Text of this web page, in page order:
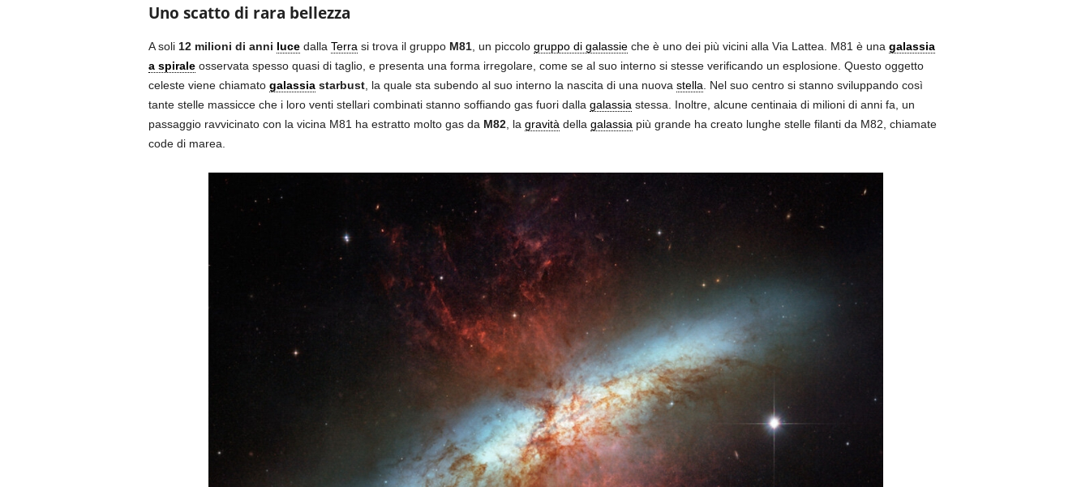
Uno scatto di rara bellezza
A soli 12 milioni di anni lucedalla Terra si trova il gruppo M81, un piccolo gruppo di galassieche è uno dei più vicini alla Via Lattea. M81 è una galassia
a spiraleosservata spesso quasi di taglio, e presenta una forma irregolare, come se al suo interno si stesse verificando un esplosione. Questo oggetto
celeste viene chiamato galassiastarbust, la quale sta subendo al suo interno la nascita di una nuova stella . Nel suo centro si stanno sviluppando così
tante stelle massicce che i loro venti stellari combinati stanno soffiando gas fuori dalla galassia stessa. Inoltre, alcune centinaia di milioni di anni fa, un
passaggio ravvicinato con la vicina M81 ha estratto molto gas da M82, la gravità della galassia più grande ha creato lunghe stelle filanti da M82, chiamate
code di marea.